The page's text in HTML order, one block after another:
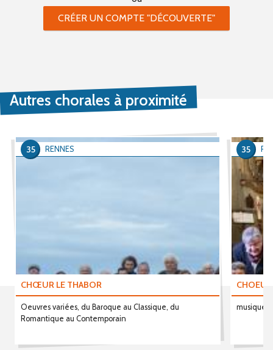
CRÉER UN COMPTE "DÉCOUVERTE"
Autres chorales à proximité
CHŒUR LE THABOR
Oeuvres variées, du Baroque au Classique, du
Romantique au Contemporain
RENNES
35
musique
35